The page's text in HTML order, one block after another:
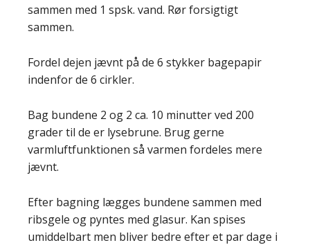
sammen med 1 spsk. vand. Rør forsigtigt
sammen.
Fordel dejen jævnt på de 6 stykker bagepapir
indenfor de 6 cirkler.
Bag bundene 2 og 2 ca. 10 minutter ved 200
grader til de er lysebrune. Brug gerne
varmluftfunktionen så varmen fordeles mere
jævnt.
Efter bagning lægges bundene sammen med
ribsgele og pyntes med glasur. Kan spises
umiddelbart men bliver bedre efter et par dage i